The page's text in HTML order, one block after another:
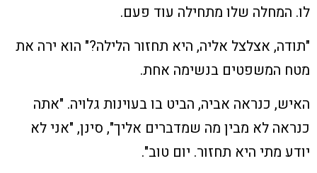
לו. המחלה שלו מתחילה עוד פעם.
"תודה, אצלצל אליה, היא תחזור הלילה?" הוא ירה את
מטח המשפטים בנשימה אחת.
האיש, כנראה אביה, הביט בו בעוינות גלויה. "אתה
כנראה לא מבין מה שמדברים אליך", סינן, "אני לא
יודע מתי היא תחזור. יום טוב".